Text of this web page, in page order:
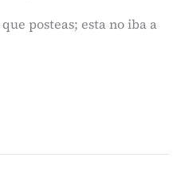
posteas; esta no iba a